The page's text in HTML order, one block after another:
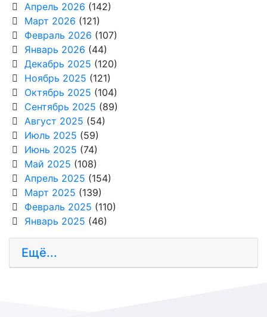
Апрель 2026 (142)
Март 2026 (121)
Февраль 2026 (107)
Январь 2026 (44)
Декабрь 2025 (120)
Ноябрь 2025 (121)
Октябрь 2025 (104)
Сентябрь 2025 (89)
Август 2025 (54)
Июль 2025 (59)
Июнь 2025 (74)
Май 2025 (108)
Апрель 2025 (154)
Март 2025 (139)
Февраль 2025 (110)
Январь 2025 (46)
Ещё...